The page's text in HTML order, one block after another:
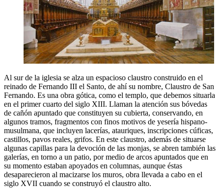
Al sur de la iglesia se alza un espacioso claustro construido en el
reinado de Fernando III el Santo, de ahí su nombre, Claustro de San
Fernando. Es una obra gótica, como el templo, que debemos situarla
en el primer cuarto del siglo XIII. Llaman la atención sus bóvedas
de cañón apuntado que constituyen su cubierta, conservando, en
algunos tramos, fragmentos con finos motivos de yesería hispano-
musulmana, que incluyen lacerías, atauriques, inscripciones cúficas,
castillos, pavos reales, grifos. En este claustro, además de situarse
algunas capillas para la devoción de las monjas, se abren también las
galerías, en torno a un patio, por medio de arcos apuntados que en
su momento estaban apoyados en columnas, aunque éstas
desaparecieron al macizarse los muros, obra llevada a cabo en el
siglo XVII cuando se construyó el claustro alto.